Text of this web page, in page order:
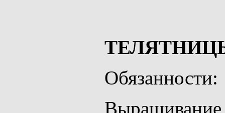
Обязанности:
Выращивание